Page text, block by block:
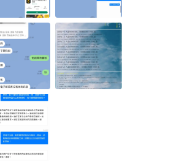
à déposer des USDT. Au début, j'ai d'a
de 50 000 dollars taïwanais, et
en achetant de l'or. , la deuxième fois,
de l'argent pour augmenter les revenus
pour le principal, mais l'activité de dépôt
de participer était très étrange. J'ai d
un prêt et j'ai prêté près de 1,2 million de
un revenu de 13888USDT. J'ai vrai
de 13888 sur mon compte, mais ce
dans l'événement, et il n'était pas
inférieur à l'activité serait déduit de
et je ne peux pas retirer de l'argent. Aprè
de l'argent. Maintenant, le service cli
je paye encore 20 % des bénéfices. Je
le déduire directement des bénéfices qu
je payer cet impôt supplémentaire.